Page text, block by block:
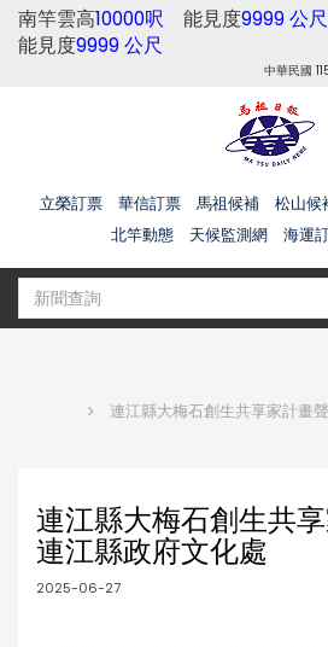
南竿雲高10000呎 能見度9999 公
能見度9999 公尺
中華民國
立榮訂票 華信訂票 馬祖候補 松山候
北竿動態
天候監測網 海運
連江縣大梅石創生共享家計畫
連江縣大梅石創生共
連江縣政府文化處
2025-06-27